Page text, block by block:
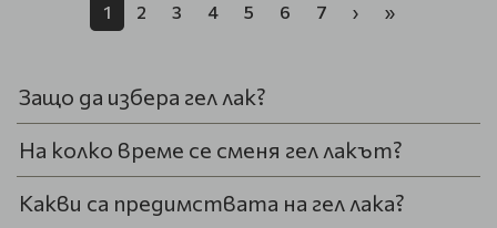
1 2 3 4 5 6 7 › »
Защо да избера гел лак?
На колко време се сменя гел лакът?
Какви са предимствата на гел лака?